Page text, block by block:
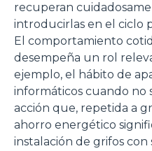
recuperan
introducirlas en el ciclo
El comportamiento
desempeña un rol
ejemplo, el hábito de
informáticos cuando no
acción que, repetida a
ahorro energético
instalación de grifos